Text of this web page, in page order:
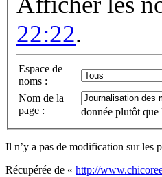
22:22.
Espace de
noms :
Nom de la
page :
donnée plutôt que
Il n’y a pas de modification sur les
Récupérée de « http://